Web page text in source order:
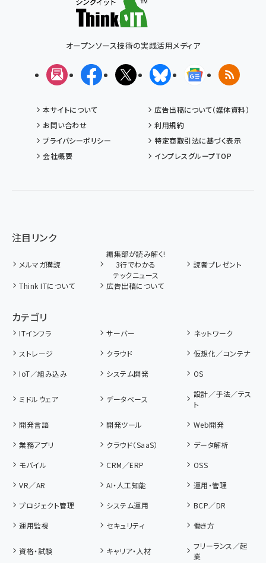
オープンソース技術の実践活用メディア
メルマガFacebookX(エックス)BlueskyGoogleニュ
RSS
本サイトについて
広告出稿について（媒体資料）
お問い合わせ
利用規約
プライバシーポリシー
特定商取引法に基づく表示
会社概要
インプレスグループTOP
注目リンク
メルマガ購読
編集部が読み解く!
3行でわかる
テックニュース
読者プレゼント
Think ITについて 広告出稿について
カテゴリ
ITインフラ サーバー
ネットワーク
ストレージ
クラウド
仮想化／コンテナ
IoT／組み込み
システム開発 OS
ミドルウェア データベース
設計／手法／テス
ト
開発言語
開発ツール
Web開発
業務アプリ
クラウド（SaaS）
データ解析
モバイル
CRM／ERP
OSS
VR／AR
AI・人工知能
運用・管理
プロジェクト管理
システム運用
BCP／DR
運用監視
セキュリティ 働き方
資格・試験 キャリア・人材
フリーランス／起
業